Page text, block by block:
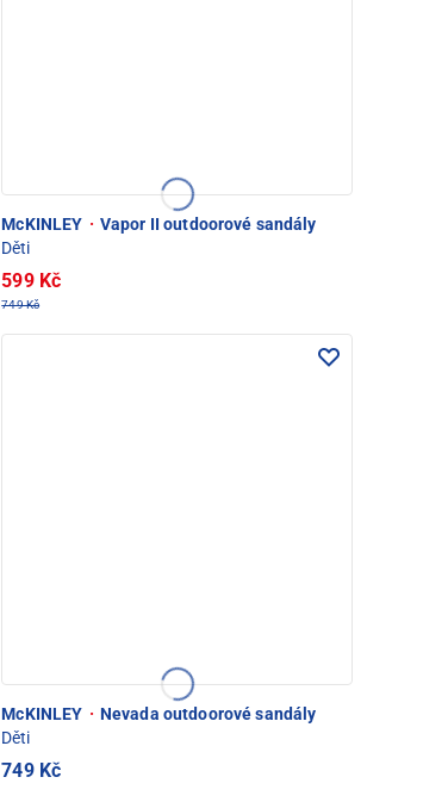
McKINLEY · Vapor II outdoorové sandály
Děti
599 Kč
749 Kč
McKINLEY · Nevada outdoorové sandály
Děti
749 Kč